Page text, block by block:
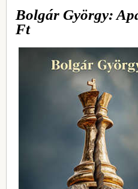
Bolgár György:
Ft